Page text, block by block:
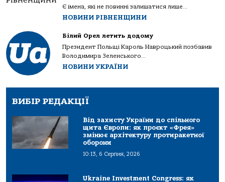
Є імена, які не повинні залишатися лише...
НОВИНИ РІВНЕНЩИНИ
Білий Орел летить додому
Президент Польщі Кароль Навроцький позбавив
Володимира Зеленського...
НОВИНИ УКРАЇНИ
ВИБІР РЕДАКЦІЇ
Від захисту України до спільного
щита Європи: як проєкт «Фрея»
змінює архітектуру протиракетної
оборони
10:13, 6 Серпня, 2026
Ukraine Investment Congress: як